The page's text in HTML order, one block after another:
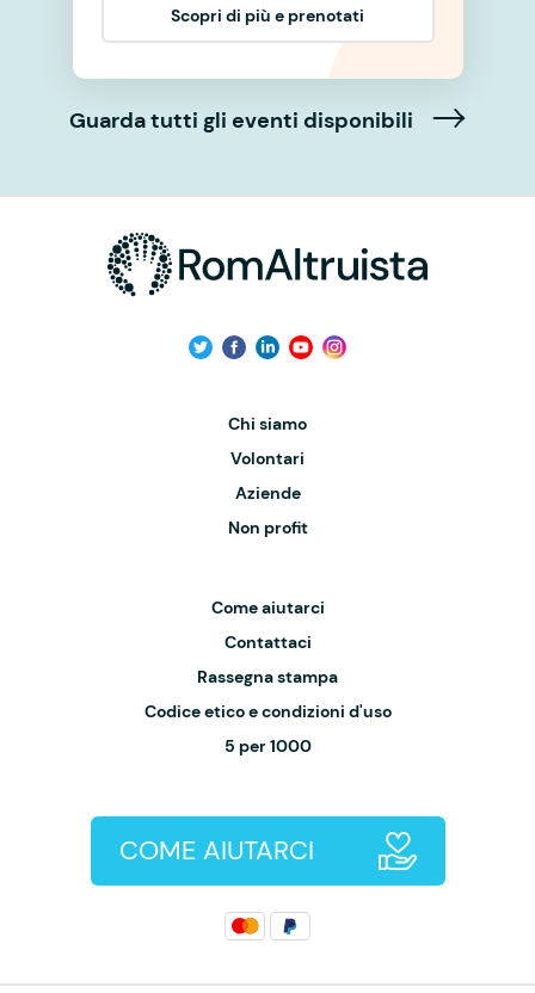
Scopri di più e prenotati
Guarda tutti gli eventi disponibili
Chi siamo
Volontari
Aziende
Non profit
Come aiutarci
Contattaci
Rassegna stampa
Codice etico e condizioni d'uso
5 per 1000
COME AIUTARCI